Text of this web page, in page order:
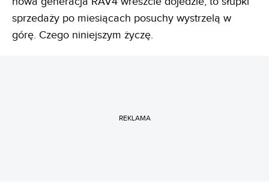
sprzedaży po miesiącach posuchy wystrzelą w
górę. Czego niniejszym życzę.
REKLAMA